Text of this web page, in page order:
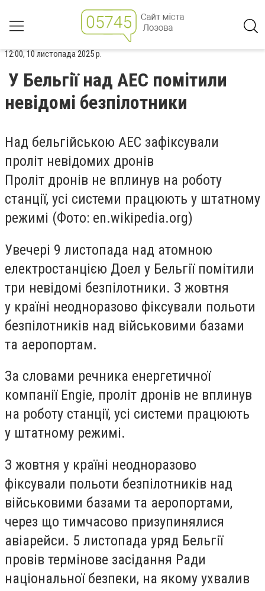
12:00, 10 листопада 2025 р.
У Бельгії над АЕС помітили
невідомі безпілотники
Над бельгійською АЕС зафіксували
проліт невідомих дронів
Проліт дронів не вплинув на роботу
станції, усі системи працюють у штатному
режимі (Фото: en.wikipedia.org)
Увечері 9 листопада над атомною
електростанцією Доел у Бельгії помітили
три невідомі безпілотники. З жовтня
у країні неодноразово фіксували польоти
безпілотників над військовими базами
та аеропортам.
За словами речника енергетичної
компанії Engie, проліт дронів не вплинув
на роботу станції, усі системи працюють
у штатному режимі.
З жовтня у країні неодноразово
фіксували польоти безпілотників над
військовими базами та аеропортами,
через що тимчасово призупинялися
авіарейси. 5 листопада уряд Бельгії
провів термінове засідання Ради
національної безпеки, на якому ухвалив